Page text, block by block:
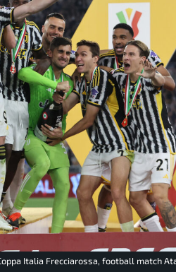
Italia Frecciarossa, football match